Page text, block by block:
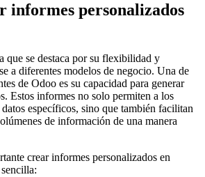
informes personalizados
que se destaca por su flexibilidad y
a diferentes modelos de negocio. Una de
de Odoo es su capacidad para generar
Estos informes no solo permiten a los
datos específicos, sino que también facilitan
de información de una manera
crear informes personalizados en